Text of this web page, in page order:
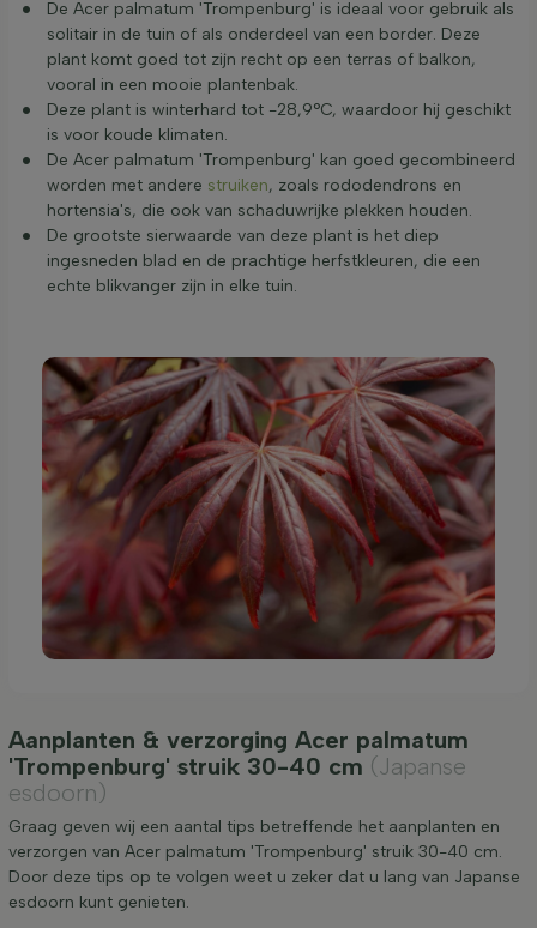
De Acer palmatum 'Trompenburg' is ideaal voor gebruik als
solitair in de tuin of als onderdeel van een border. Deze
plant komt goed tot zijn recht op een terras of balkon,
vooral in een mooie plantenbak.
Deze plant is winterhard tot -28,9°C, waardoor hij geschikt
is voor koude klimaten.
De Acer palmatum 'Trompenburg' kan goed gecombineerd
worden met andere struiken, zoals rododendrons en
hortensia's, die ook van schaduwrijke plekken houden.
De grootste sierwaarde van deze plant is het diep
ingesneden blad en de prachtige herfstkleuren, die een
echte blikvanger zijn in elke tuin.
Aanplanten & verzorging Acer palmatum
'Trompenburg' struik 30-40 cm (Japanse
esdoorn)
Graag geven wij een aantal tips betreffende het aanplanten en
verzorgen van Acer palmatum 'Trompenburg' struik 30-40 cm.
Door deze tips op te volgen weet u zeker dat u lang van Japanse
esdoorn kunt genieten.